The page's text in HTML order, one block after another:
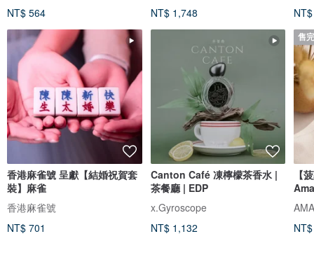
NT$ 564
香港麻雀號 呈獻【結婚祝賀套
裝】麻雀
香港麻雀號
NT$ 701
NT$ 1,748
Canton Café 凍檸檬茶香水 |
茶餐廳 | EDP
x.Gyroscope
NT$ 1,132
售
【